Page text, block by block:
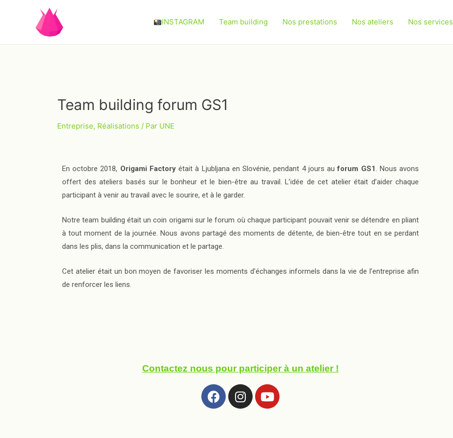
INSTAGRAM Team building Nos prestations Nos ateliers Nos services
Team building forum GS1
Entreprise, Réalisations / Par UNE
En octobre 2018, Origami Factoryétait à Ljubljana en Slovénie, pendant 4 jours auforum GS1. Nous avons
offert des ateliers basés sur le bonheur et le bien-être au travail. L’idée de cet atelier était d’aider chaque
participant à venir au travail avec le sourire, et à le garder.
Notre team building était un coin origami sur le forum où chaque participant pouvait venir se détendre en pliant
à tout moment de la journée. Nous avons partagé des moments de détente, de bien-être tout en se perdant
dans les plis, dans la communication et le partage.
Cet atelier était un bon moyen de favoriser les moments d’échanges informels dans la vie de l’entreprise afin
de renforcer les liens.
Contactez nous pour participer à un atelier !